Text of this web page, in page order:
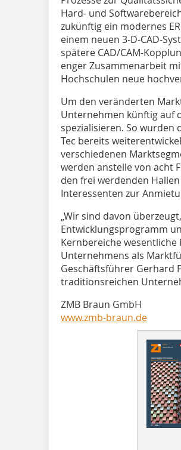
Hard- und
zukünftig ein modernes
einem neuen 3-D-CAD-
spätere CAD/CAM-
enger Zusammenarbeit
Hochschulen neue
Um den veränderten
Unternehmen künftig auf
spezialisieren. So wurden
Tec ­bereits
verschiedenen
werden anstelle von acht
den frei werdenden
Interessenten zur
„Wir sind davon
Entwicklungsprogramm
Kernbereiche
Unternehmens als
Geschäftsführer Gerhard
traditionsreichen
ZMB Braun GmbH
www.zmb-braun.de